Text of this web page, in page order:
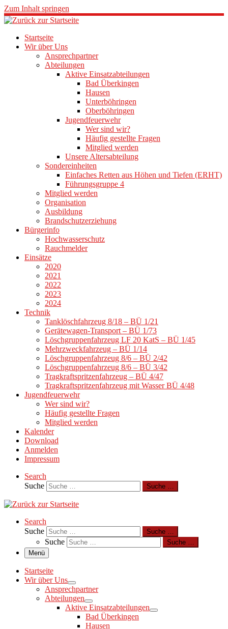
Zum Inhalt springen
Startseite
Wir über Uns
Ansprechpartner
Abteilungen
Aktive Einsatzabteilungen
Bad Überkingen
Hausen
Unterböhringen
Oberböhringen
Jugendfeuerwehr
Wer sind wir?
Häufig gestellte Fragen
Mitglied werden
Unsere Altersabteilung
Sondereinheiten
Einfaches Retten aus Höhen und Tiefen (ERHT)
Führungsgruppe 4
Mitglied werden
Organisation
Ausbildung
Brandschutzerziehung
Bürgerinfo
Hochwasserschutz
Rauchmelder
Einsätze
2020
2021
2022
2023
2024
Technik
Tanklöschfahrzeug 8/18 – BÜ 1/21
Gerätewagen-Transport – BÜ 1/73
Löschgruppenfahrzeug LF 20 KatS – BÜ 1/45
Mehrzweckfahrzeug – BÜ 1/14
Löschgruppenfahrzeug 8/6 – BÜ 2/42
Löschgruppenfahrzeug 8/6 – BÜ 3/42
Tragkraftspritzenfahrzeug – BÜ 4/47
Tragkraftspritzenfahrzeug mit Wasser BÜ 4/48
Jugendfeuerwehr
Wer sind wir?
Häufig gestellte Fragen
Mitglied werden
Kalender
Download
Anmelden
Impressum
Search
Suche
Suche …
Search
Suche
Suche …
Suche
Suche …
Menü
Startseite
Wir über Uns
Ansprechpartner
Abteilungen
Aktive Einsatzabteilungen
Bad Überkingen
Hausen